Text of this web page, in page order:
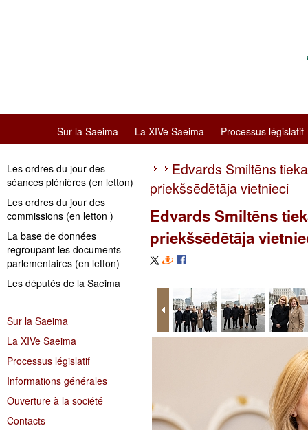
Sur la Saeima La XIVe Saeima Processus législatif
Les ordres du jour des
séances plénières (en letton)
Les ordres du jour des
commissions (en letton )
La base de données
regroupant les documents
parlementaires (en letton)
Les députés de la Saeima
Sur la Saeima
La XIVe Saeima
Processus législatif
Informations générales
Ouverture à la société
Contacts
Edvards Smiltēns
priekšsēdētāja vietnieci
Edvards Smiltēns
priekšsēdētāja